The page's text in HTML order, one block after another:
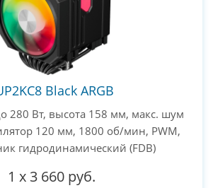
Black ARGB
280 Вт, высота 158 мм, макс. шум
120 мм, 1800 об/мин, PWM,
гидродинамический (FDB)
1 x 3 660 руб.